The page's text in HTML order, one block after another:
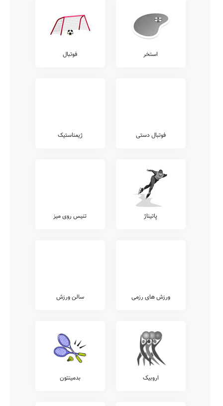
استخر فوتبال
فوتبال دستی ژیمناستیک
پاتیناژ تنیس روی میز
ورزش های رزمی سالن ورزش
اروبیک بدمینتون